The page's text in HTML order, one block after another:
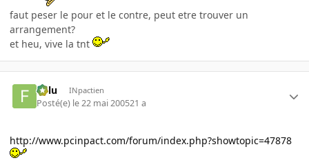
faut peser le pour et le contre, peut etre trouver un
arrangement?
et heu, vive la tnt
Fulu INpactien
Posté(e) le 22 mai 200521 a
http://www.pcinpact.com/forum/index.php?showtopic=47878